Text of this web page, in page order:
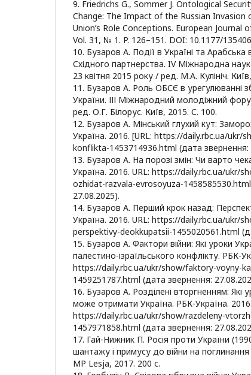
9. Friedrichs G., Sommer J. Ontological
Change: The Impact of the Russian Invasion
Union’s Role Conceptions. European
Vol. 31, № 1. P. 126–151. DOI: 10.1177/
10. Бузаров А. Події в Україні та
Східного партнерства. IV Міжнародна
23 квітня 2015 року / ред. М.А. Кулініч.
11. Бузаров А. Роль ОБСЄ в урегулюванні
України. ІІІ Міжнародний молодіжний
ред. О.Г. Білорус. Київ, 2015. С. 100.
12. Бузаров А. Мінський глухий кут:
Україна. 2016. [URL: https://daily.rbc.ua/ukr/
konflikta-1453714936.html (дата звернення:
13. Бузаров А. На порозі змін: Чи варто
Україна. 2016. URL: https://daily.rbc.ua/ukr/
ozhidat-razvala-evrosoyuza-
27.08.2025).
14. Бузаров А. Перший крок назад:
Україна. 2016. URL: https://daily.rbc.ua/ukr/
perspektivy-deokkupatsii-1455020561.html
15. Бузаров А. Фактори війни: Які уроки
палестино-ізраїльського конфлікту. РБК-
https://daily.rbc.ua/ukr/show/faktory-voyny-
1459251787.html (дата звернення:
16. Бузаров А. Розділені вторгненням: Які
може отримати Україна. РБК-Україна.
https://daily.rbc.ua/ukr/show/razdeleny-
1457971858.html (дата звернення:
17. Гай-Нижник П. Росія проти України
шантажу і примусу до війни на
MP Lesja, 2017. 200 с.